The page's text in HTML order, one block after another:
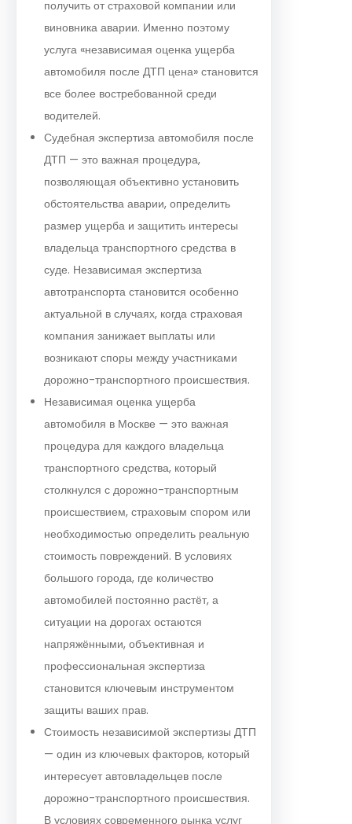
получить от страховой компании или
виновника аварии. Именно поэтому
услуга «независимая оценка ущерба
автомобиля после ДТП цена» становится
все более востребованной среди
водителей.
Судебная экспертиза автомобиля после
ДТП — это важная процедура,
позволяющая объективно установить
обстоятельства аварии, определить
размер ущерба и защитить интересы
владельца транспортного средства в
суде. Независимая экспертиза
автотранспорта становится особенно
актуальной в случаях, когда страховая
компания занижает выплаты или
возникают споры между участниками
дорожно-транспортного происшествия.
Независимая оценка ущерба
автомобиля в Москве — это важная
процедура для каждого владельца
транспортного средства, который
столкнулся с дорожно-транспортным
происшествием, страховым спором или
необходимостью определить реальную
стоимость повреждений. В условиях
большого города, где количество
автомобилей постоянно растёт, а
ситуации на дорогах остаются
напряжёнными, объективная и
профессиональная экспертиза
становится ключевым инструментом
защиты ваших прав.
Стоимость независимой экспертизы ДТП
— один из ключевых факторов, который
интересует автовладельцев после
дорожно-транспортного происшествия.
В условиях современного рынка услуг